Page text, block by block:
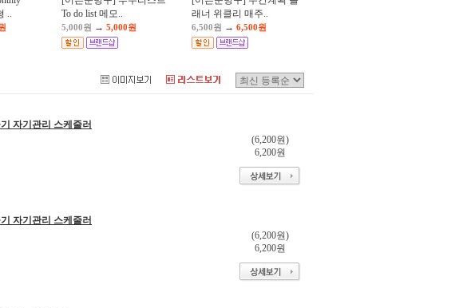
..
To do list 메모..
5,000원 → 5,000원
래너 위클리 매주..
6,500원 → 6,500원
자기관리 스케줄러
(6,200원)
6,200원
자기관리 스케줄러
(6,200원)
6,200원